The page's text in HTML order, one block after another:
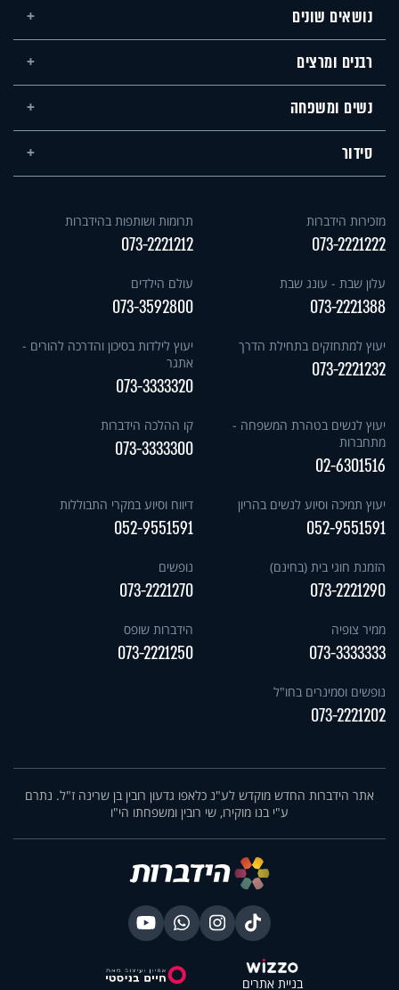
נושאים שונים
רבנים ומרצים
נשים ומשפחה
סידור
מזכירות הידברות
073-2221222
תרומות ושותפות בהידברות
073-2221212
עלון שבת - עונג שבת
073-2221388
עולם הילדים
073-3592800
יעוץ למתחזקים בתחילת הדרך
073-2221232
יעוץ לילדות בסיכון והדרכה להורים -
אתגר
073-3333320
יעוץ לנשים בטהרת המשפחה -
מתחברות
02-6301516
קו ההלכה הידברות
073-3333300
יעוץ תמיכה וסיוע לנשים בהריון
052-9551591
דיווח וסיוע במקרי התבוללות
052-9551591
הזמנת חוגי בית (בחינם)
073-2221290
נופשים
073-2221270
ממיר צופיה
073-3333333
הידברות שופס
073-2221250
נופשים וסמינרים בחו"ל
073-2221202
אתר הידברות החדש מוקדש לע"נ כלאפו גדעון רובין בן שרינה ז"ל. נתרם
ע"י בנו מוקירו, שי רובין ומשפחתו הי"ו
בניית אתרים